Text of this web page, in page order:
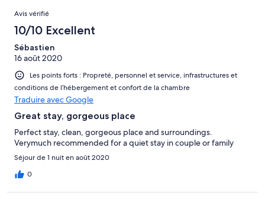
Avis
Avis vérifié
10/10 Excellent
Sébastien
16 août 2020
Les points forts : Propreté, personnel et service, infrastructures et
conditions de l’hébergement et confort de la chambre
Traduire avec Google
Great stay, gorgeous place
Perfect stay, clean, gorgeous place and surroundings.
Verymuch recommended for a quiet stay in couple or family
Séjour de 1 nuit en août 2020
0